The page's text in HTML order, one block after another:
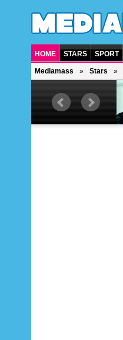
HOME STARS SPORT
Mediamass Stars
Deutsche Sängerin